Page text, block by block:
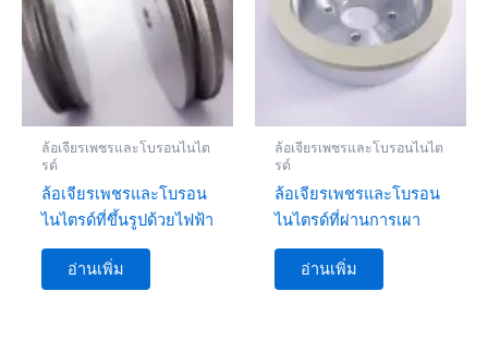
ล้อเจียรเพชรและโบรอนไนไต
รด์
ล้อเจียรเพชรและโบรอน
ไนไตรด์ที่ขึ้นรูปด้วยไฟฟ้า
อ่านเพิ่ม
ล้อเจียรเพชรและโบรอนไนไต
รด์
ล้อเจียรเพชรและโบรอน
ไนไตรด์ที่ผ่านการเผา
อ่านเพิ่ม